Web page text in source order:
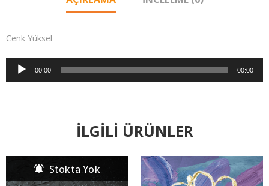
Cenk Yüksel
Ses
oynatıcı
00:00 00:00
İLGILI ÜRÜNLER
Stokta Yok